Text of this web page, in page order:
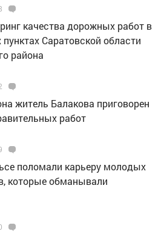
качества дорожных работ в
Саратовской области
района
житель Балакова приговорен
работ
поломали карьеру молодых
которые обманывали